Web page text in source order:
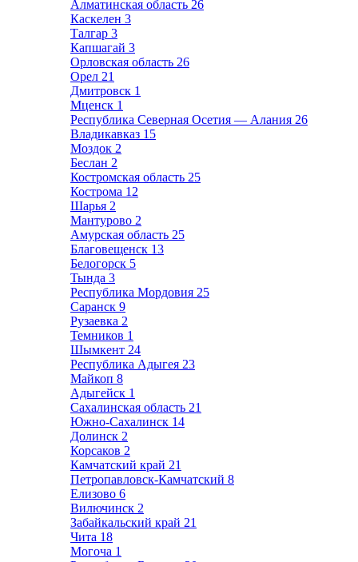
Алматинская область 26
Каскелен 3
Талгар 3
Капшагай 3
Орловская область 26
Орел 21
Дмитровск 1
Мценск 1
Республика Северная Осетия — Алания 26
Владикавказ 15
Моздок 2
Беслан 2
Костромская область 25
Кострома 12
Шарья 2
Мантурово 2
Амурская область 25
Благовещенск 13
Белогорск 5
Тында 3
Республика Мордовия 25
Саранск 9
Рузаевка 2
Темников 1
Шымкент 24
Республика Адыгея 23
Майкоп 8
Адыгейск 1
Сахалинская область 21
Южно-Сахалинск 14
Долинск 2
Корсаков 2
Камчатский край 21
Петропавловск-Камчатский 8
Елизово 6
Вилючинск 2
Забайкальский край 21
Чита 18
Могоча 1